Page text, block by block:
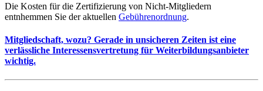
Die Kosten für die Zertifizierung von Nicht-Mitgliedern
entnhemmen Sie der aktuellen Gebührenordnung.
Mitgliedschaft, wozu? Gerade in unsicheren Zeiten ist eine
verlässliche Interessensvertretung für Weiterbildungsanbieter
wichtig.